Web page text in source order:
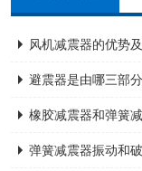
风机减震器的优势
避震器是由哪三部
橡胶减震器和弹簧
弹簧减震器振动和